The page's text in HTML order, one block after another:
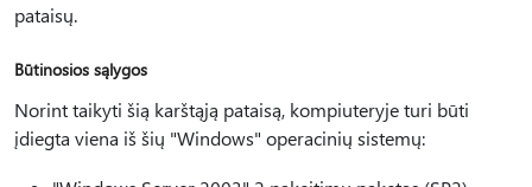
pataisų.
Būtinosios sąlygos
Norint taikyti šią karštąją pataisą, kompiuteryje turi būti
įdiegta viena iš šių "Windows" operacinių sistemų: